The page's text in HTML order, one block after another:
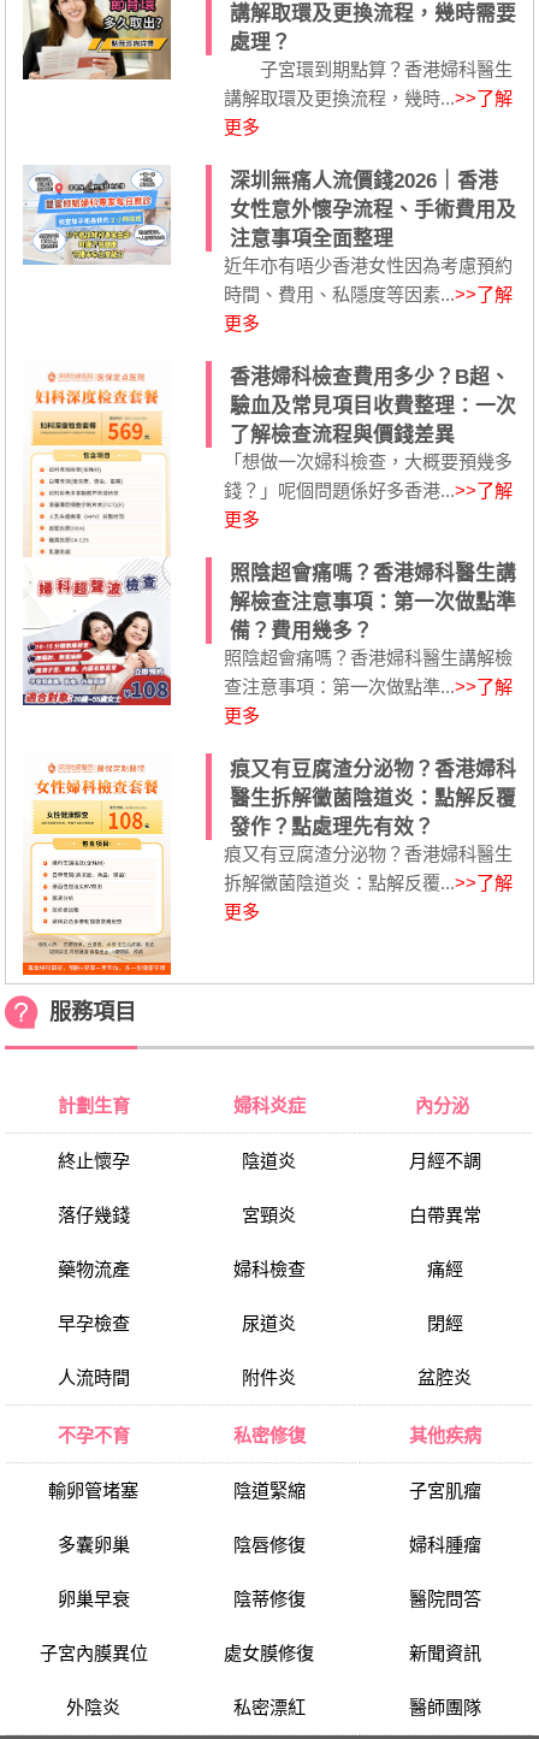
講解取環及更換流程，幾時需要
處理？
子宮環到期點算？香港婦科醫生
講解取環及更換流程，幾時...>>了解
更多
深圳無痛人流價錢2026｜香港
女性意外懷孕流程、手術費用及
注意事項全面整理
近年亦有唔少香港女性因為考慮預約
時間、費用、私隱度等因素...>>了解
更多
香港婦科檢查費用多少？B超、
驗血及常見項目收費整理：一次
了解檢查流程與價錢差異
「想做一次婦科檢查，大概要預幾多
錢？」呢個問題係好多香港...>>了解
更多
照陰超會痛嗎？香港婦科醫生講
解檢查注意事項：第一次做點準
備？費用幾多？
照陰超會痛嗎？香港婦科醫生講解檢
查注意事項：第一次做點準...>>了解
更多
痕又有豆腐渣分泌物？香港婦科
醫生拆解黴菌陰道炎：點解反覆
發作？點處理先有效？
痕又有豆腐渣分泌物？香港婦科醫生
拆解黴菌陰道炎：點解反覆...>>了解
更多
服務項目
計劃生育
終止懷孕
落仔幾錢
藥物流產
早孕檢查
人流時間
婦科炎症
陰道炎
宮頸炎
婦科檢查
尿道炎
附件炎
內分泌
月經不調
白帶異常
痛經
閉經
盆腔炎
不孕不育
輸卵管堵塞
多囊卵巢
卵巢早衰
子宮內膜異位
外陰炎
私密修復
陰道緊縮
陰唇修復
陰蒂修復
處女膜修復
私密漂紅
其他疾病
子宮肌瘤
婦科腫瘤
醫院問答
新聞資訊
醫師團隊